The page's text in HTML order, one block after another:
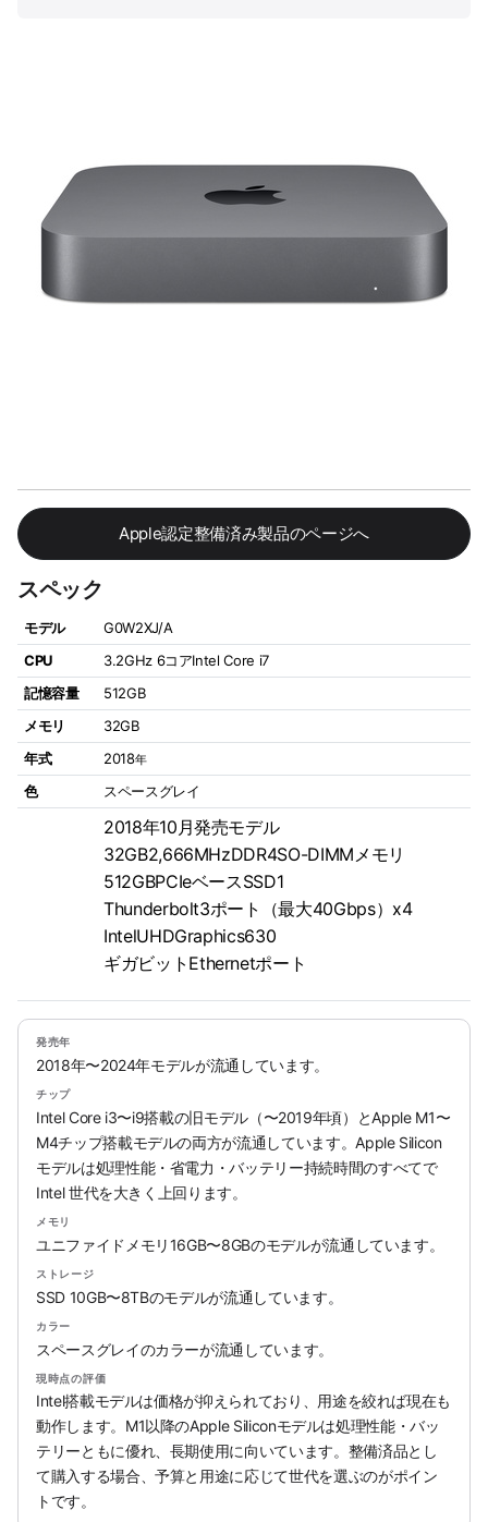
Apple認定整備済み製品のページへ
スペック
モデル
G0W2XJ/A
CPU
3.2GHz 6コアIntel Core i7
記憶容量
512GB
メモリ
32GB
年式
2018年
色 スペースグレイ
2018年10月発売モデル
32GB2,666MHzDDR4SO-DIMMメモリ
512GBPCIeベースSSD1
Thunderbolt3ポート（最大40Gbps）x4
IntelUHDGraphics630
ギガビットEthernetポート
発売年
2018年〜2024年モデルが流通しています。
チップ
Intel Core i3〜i9搭載の旧モデル（〜2019年頃）とApple M1〜
M4チップ搭載モデルの両方が流通しています。Apple Silicon
モデルは処理性能・省電力・バッテリー持続時間のすべてで
Intel 世代を大きく上回ります。
メモリ
ユニファイドメモリ16GB〜8GBのモデルが流通しています。
ストレージ
SSD 10GB〜8TBのモデルが流通しています。
カラー
スペースグレイのカラーが流通しています。
現時点の評価
Intel搭載モデルは価格が抑えられており、用途を絞れば現在も
動作します。M1以降のApple Siliconモデルは処理性能・バッ
テリーともに優れ、長期使用に向いています。整備済品とし
て購入する場合、予算と用途に応じて世代を選ぶのがポイン
トです。